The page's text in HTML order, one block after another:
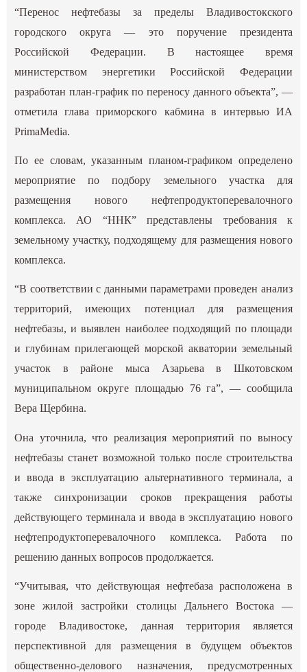
“Перенос нефтебазы за пределы Владивостокского
городского округа — это поручение президента
Российской Федерации. В настоящее время
министерством энергетики Российской Федерации
разработан план-график по переносу данного объекта”, —
отметила глава приморского кабмина в интервью ИА
PrimaMedia.
По ее словам, указанным планом-графиком определено
мероприятие по подбору земельного участка для
размещения нового нефтепродуктоперевалочного
комплекса. АО “ННК” представлены требования к
земельному участку, подходящему для размещения нового
комплекса.
“В соответствии с данными параметрами проведен анализ
территорий, имеющих потенциал для размещения
нефтебазы, и выявлен наиболее подходящий по площади
и глубинам прилегающей морской акватории земельный
участок в районе мыса Азарьева в Шкотовском
муниципальном округе площадью 76 га”, — сообщила
Вера Щербина.
Она уточнила, что реализация мероприятий по выносу
нефтебазы станет возможной только после строительства
и ввода в эксплуатацию альтернативного терминала, а
также синхронизации сроков прекращения работы
действующего терминала и ввода в эксплуатацию нового
нефтепродуктоперевалочного комплекса. Работа по
решению данных вопросов продолжается.
“Учитывая, что действующая нефтебаза расположена в
зоне жилой застройки столицы Дальнего Востока —
городе Владивостоке, данная территория является
перспективной для размещения в будущем объектов
общественно-делового назначения, предусмотренных